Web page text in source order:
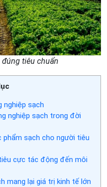
tiêu chuẩn
nghiệp sạch
nghiệp sạch trong đời
sạch cho người tiêu
cực tác động đến môi
mang lại giá trị kinh tế lớn